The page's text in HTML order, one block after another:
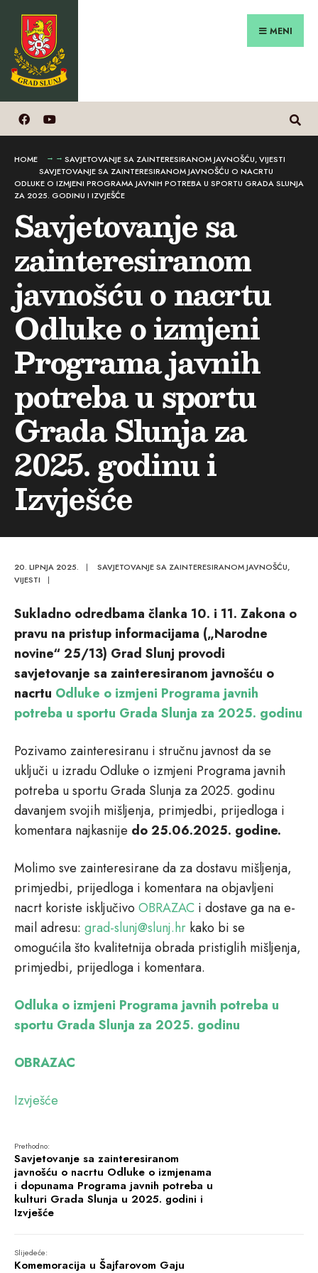
Preskoči
sadržaj
MENI
HOME SAVJETOVANJE SA ZAINTERESIRANOM JAVNOŠĆU,VIJESTI
SAVJETOVANJE SA ZAINTERESIRANOM JAVNOŠĆU O NACRTU
ODLUKE O IZMJENI PROGRAMA JAVNIH POTREBA U SPORTU GRADA SLUNJA
ZA 2025. GODINU I IZVJEŠĆE
Savjetovanje sa
zainteresiranom
javnošću o nacrtu
Odluke o izmjeni
Programa javnih
potreba u sportu
Grada Slunja za
2025. godinu i
Izvješće
20. LIPNJA 2025. | SAVJETOVANJE SA ZAINTERESIRANOM JAVNOŠĆU,
VIJESTI
|
Sukladno odredbama članka 10. i 11. Zakona o
pravu na pristup informacijama („Narodne
novine“ 25/13) Grad Slunj provodi
savjetovanje sa zainteresiranom javnošću o
nacrtu Odluke o izmjeni Programa javnih
potreba u sportu Grada Slunja za 2025. godinu
Pozivamo zainteresiranu i stručnu javnost da se
uključi u izradu Odluke o izmjeni Programa javnih
potreba u sportu Grada Slunja za 2025. godinu
davanjem svojih mišljenja, primjedbi, prijedloga i
komentara najkasnije do 25.06.2025. godine.
Molimo sve zainteresirane da za dostavu mišljenja,
primjedbi, prijedloga i komentara na objavljeni
nacrt koriste isključivo OBRAZAC i dostave ga na e-
mail adresu: grad-slunj@slunj.hr kako bi se
omogućila što kvalitetnija obrada pristiglih mišljenja,
primjedbi, prijedloga i komentara.
Odluka o izmjeni Programa javnih potreba u
sportu Grada Slunja za 2025. godinu
OBRAZAC
Izvješće
Prethodno:
Savjetovanje sa zainteresiranom
javnošću o nacrtu Odluke o izmjenama
i dopunama Programa javnih potreba u
kulturi Grada Slunja u 2025. godini i
Izvješće
Slijedeće:
Komemoracija u Šajfarovom Gaju
for: